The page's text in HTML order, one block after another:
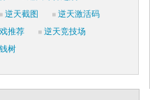
逆天截图
逆天激活码
推荐
逆天竞技场
树